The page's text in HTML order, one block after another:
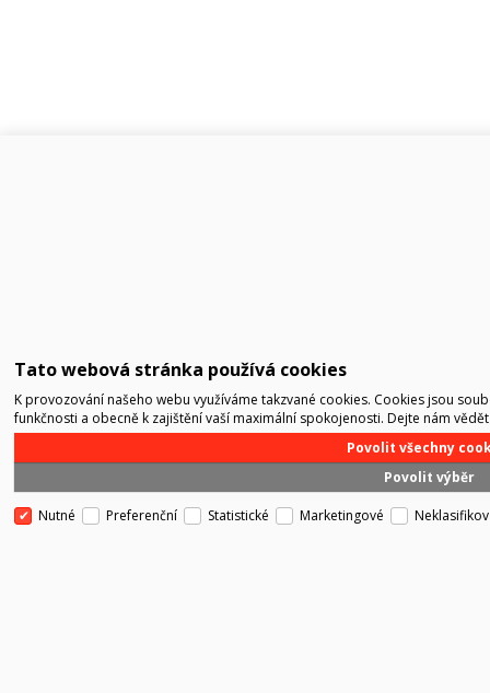
Tato webová stránka používá cookies
K provozování našeho webu využíváme takzvané cookies. Cookies jsou
funkčnosti a obecně k zajištění vaší maximální spokojenosti. Dejte nám
Povolit výběr
Povolit všechny
Nutné Preferenční Statistické Marketingové